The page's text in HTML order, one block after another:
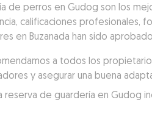
de perros en Gudog son los
calificaciones profesionales,
en Buzanada han sido
a todos los
y asegurar una buena
reserva de guardería en Gudog